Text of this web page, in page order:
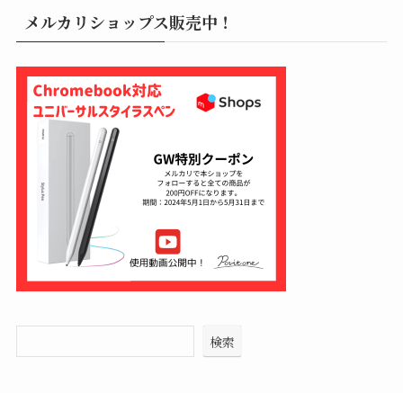
メルカリショップス販売中！
検索